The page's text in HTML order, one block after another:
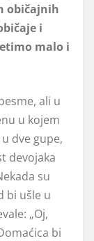
običajnih
i
malo i
ali u
u kojem
dve gupe,
devojaka
su
bi ušle u
„Oj,
bi